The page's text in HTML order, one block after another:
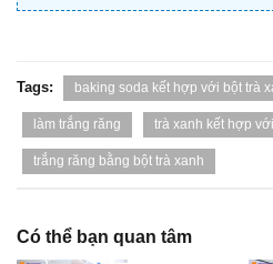
Tags: baking soda kết hợp với bột trà
làm trắng răng trà xanh kết hợp
trắng răng bằng bột trà xanh
Có thể bạn quan tâm